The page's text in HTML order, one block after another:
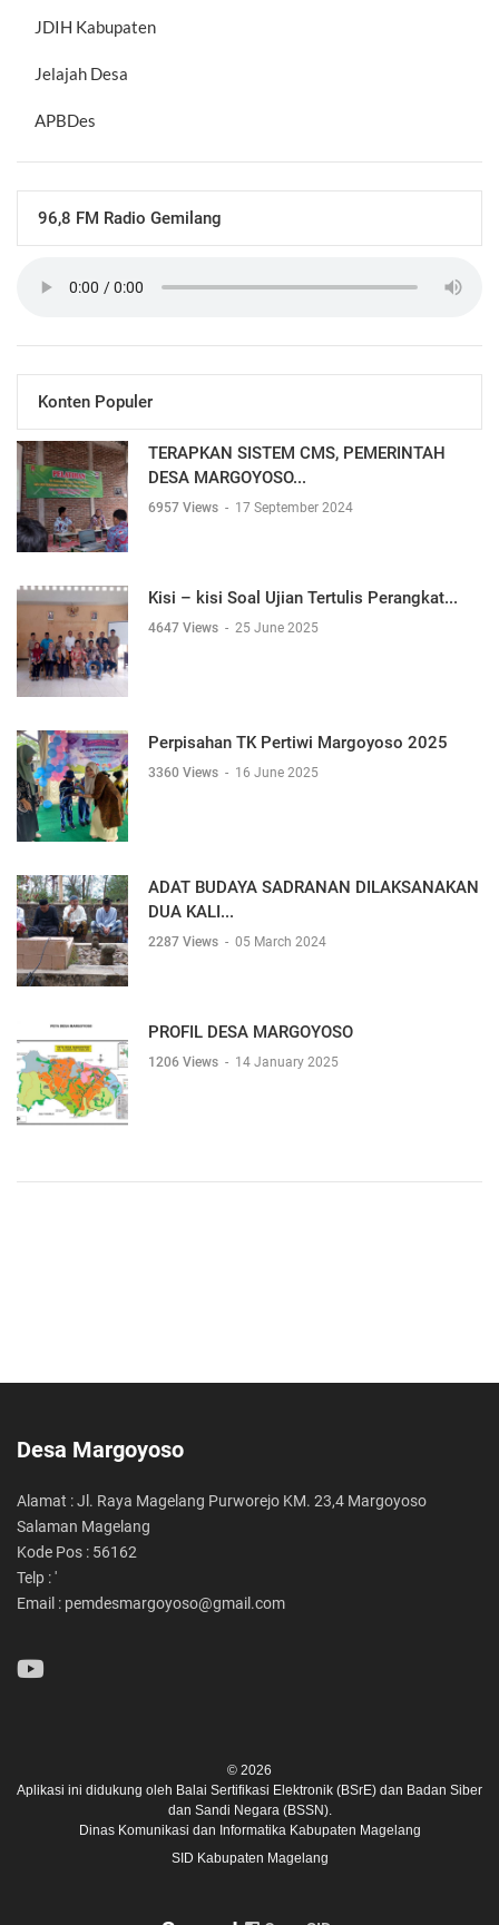
JDIH Kabupaten
Jelajah Desa
APBDes
96,8 FM Radio Gemilang
Konten Populer
TERAPKAN SISTEM CMS, PEMERINTAH
DESA MARGOYOSO...
6957 Views - 17 September 2024
Kisi – kisi Soal Ujian Tertulis Perangkat...
4647 Views - 25 June 2025
Perpisahan TK Pertiwi Margoyoso 2025
3360 Views - 16 June 2025
ADAT BUDAYA SADRANAN DILAKSANAKAN
DUA KALI...
2287 Views - 05 March 2024
PROFIL DESA MARGOYOSO
1206 Views - 14 January 2025
Desa Margoyoso
Alamat : Jl. Raya Magelang Purworejo KM. 23,4 Margoyoso
Salaman Magelang
Kode Pos : 56162
Telp : '
Email : pemdesmargoyoso@gmail.com
© 2026
Aplikasi ini didukung oleh Balai Sertifikasi Elektronik (BSrE) dan Badan Siber
dan Sandi Negara (BSSN).
Dinas Komunikasi dan Informatika Kabupaten Magelang
SID Kabupaten Magelang